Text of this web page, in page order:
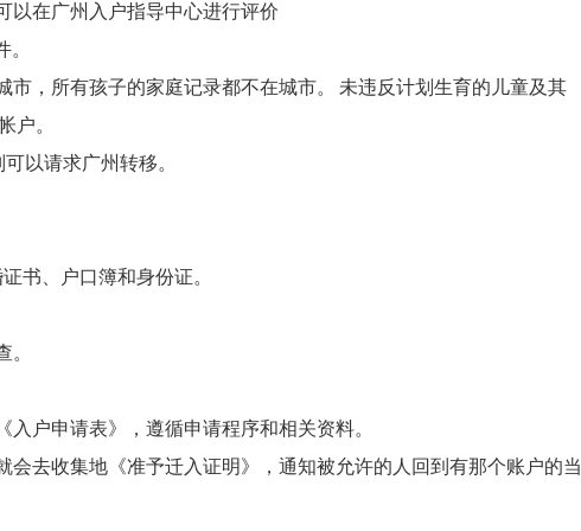
以在广州入户指导中心进行评价
市，所有孩子的家庭记录都不在城市。 未违反计划生育的儿童及其
户。
以请求广州转移。
书、户口簿和身份证。
。
户申请表》，遵循申请程序和相关资料。
去收集地《准予迁入证明》，通知被允许的人回到有那个账户的当